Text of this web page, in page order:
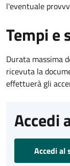
l'eventuale
Tempi e
Durata massima
ricevuta la
effettuerà gli
Accedi
Accedi al